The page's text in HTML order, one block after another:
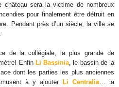
sera la victime de nombreux
pour finalement être détruit en
Pendant près d’un siècle, la ville se
de la collégiale, la plus grande de
Enfin Li Bassinia , le bassin de la
dont les parties les plus anciennes
à y ajouter Li Centralia … la